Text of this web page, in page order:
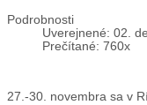
Podrobnosti
Uverejnené: 02.
Prečítané: 760x
27.-30. novembra sa v